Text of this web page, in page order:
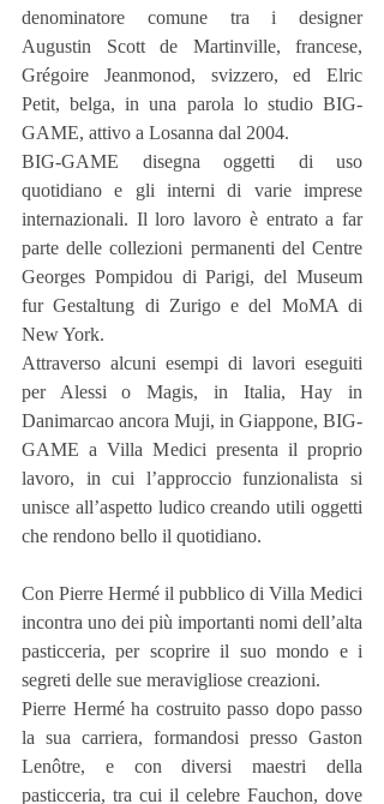
denominatore comune tra i designer
Augustin Scott de Martinville, francese,
Grégoire Jeanmonod, svizzero, ed Elric
Petit, belga, in una parola lo studio BIG-
GAME, attivo a Losanna dal 2004.
BIG-GAME disegna oggetti di uso
quotidiano e gli interni di varie imprese
internazionali. Il loro lavoro è entrato a far
parte delle collezioni permanenti del Centre
Georges Pompidou di Parigi, del Museum
fur Gestaltung di Zurigo e del MoMA di
New York.
Attraverso alcuni esempi di lavori eseguiti
per Alessi o Magis, in Italia, Hay in
Danimarcao ancora Muji, in Giappone, BIG-
GAME a Villa Medici presenta il proprio
lavoro, in cui l’approccio funzionalista si
unisce all’aspetto ludico creando utili oggetti
che rendono bello il quotidiano.
Con Pierre Hermé il pubblico di Villa Medici
incontra uno dei più importanti nomi dell’alta
pasticceria, per scoprire il suo mondo e i
segreti delle sue meravigliose creazioni.
Pierre Hermé ha costruito passo dopo passo
la sua carriera, formandosi presso Gaston
Lenôtre, e con diversi maestri della
pasticceria, tra cui il celebre Fauchon, dove